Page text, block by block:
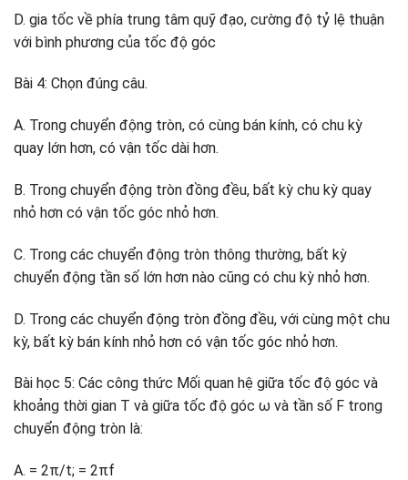
D. gia tốc về phía trung tâm quỹ đạo, cường độ tỷ lệ thuận
với bình phương của tốc độ góc
Bài 4: Chọn đúng câu.
A. Trong chuyển động tròn, có cùng bán kính, có chu kỳ
quay lớn hơn, có vận tốc dài hơn.
B. Trong chuyển động tròn đồng đều, bất kỳ chu kỳ quay
nhỏ hơn có vận tốc góc nhỏ hơn.
C. Trong các chuyển động tròn thông thường, bất kỳ
chuyển động tần số lớn hơn nào cũng có chu kỳ nhỏ hơn.
D. Trong các chuyển động tròn đồng đều, với cùng một chu
kỳ, bất kỳ bán kính nhỏ hơn có vận tốc góc nhỏ hơn.
Bài học 5: Các công thức Mối quan hệ giữa tốc độ góc và
khoảng thời gian T và giữa tốc độ góc ω và tần số F trong
chuyển động tròn là:
A. = 2π/t; = 2πf